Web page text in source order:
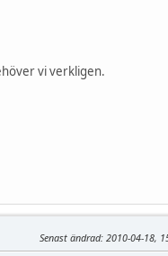
vi verkligen.
Senast ändrad: 2010-04-18,